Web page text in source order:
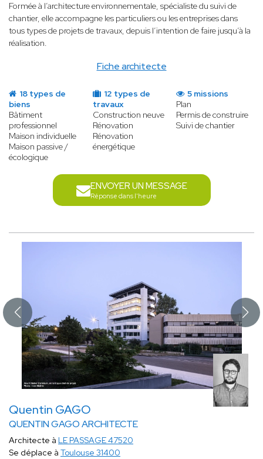
Fiche architecte
Formée à l’architecture environnementale, spécialiste du suivi de
chantier, elle accompagne les particuliers ou les entreprises dans
tous types de projets de travaux, depuis l’intention de faire jusqu’à la
réalisation.
18 types de
biens
Bâtiment
professionnel
Maison individuelle
Maison passive /
écologique
12 types de
travaux
Construction neuve
Rénovation
Rénovation
énergétique
5 missions
Plan
Permis de construire
Suivi de chantier
ENVOYER UN MESSAGE
Réponse dans l'heure
Quentin GAGO
QUENTIN GAGO ARCHITECTE
Architecte à LE PASSAGE 47520
Se déplace à Toulouse 31400